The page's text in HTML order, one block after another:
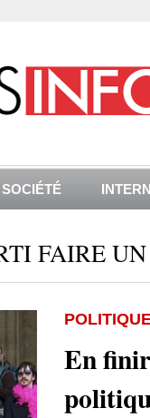
SOCIÉTÉ
FAIRE
En